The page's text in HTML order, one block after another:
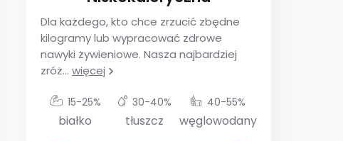
Dla każdego, kto chce zrzucić zbędne
kilogramy lub wypracować zdrowe
nawyki żywieniowe. Nasza najbardziej
zróż... więcej
15-25%
białko
30-40%
tłuszcz
40-55%
węglowodany